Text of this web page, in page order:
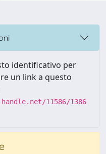
identificativo per
un link a questo
11586/1386